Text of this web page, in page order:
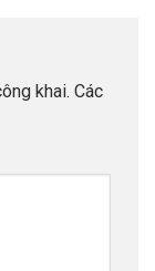
khai. Các